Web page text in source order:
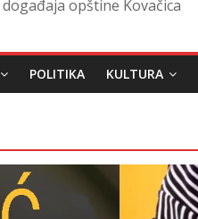
opštine Kovačica
POLITIKA KULTURA